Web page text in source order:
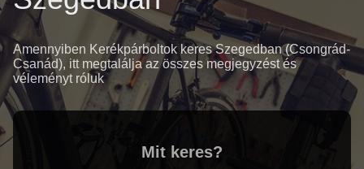
Amennyiben Kerékpárboltok keres Szegedban (Csongrád-
Csanád), itt megtalálja az összes megjegyzést és
véleményt róluk
Mit keres?